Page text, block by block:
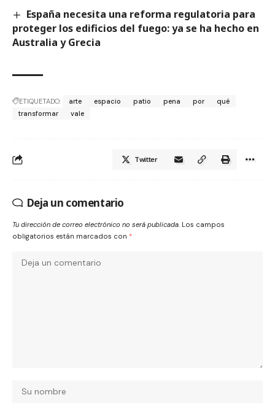
España necesita una reforma regulatoria para
proteger los edificios del fuego: ya se ha hecho en
Australia y Grecia
ETIQUETADO: arte espacio patio pena por
qué
transformar
vale
Twitter
Deja un comentario
Tu dirección de correo electrónico no será publicada. Los campos
obligatorios están marcados con *